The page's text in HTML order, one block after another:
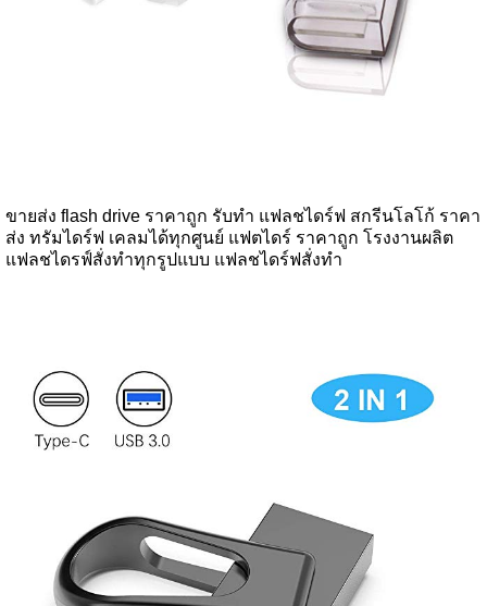
ขายส่ง flash drive ราคาถูก รับทำ แฟลชไดร์ฟ สกรีนโลโก้ ราคา
ส่ง ทรัมไดร์ฟ เคลมได้ทุกศูนย์ แฟตไดร์ ราคาถูก โรงงานผลิต
แฟลชไดรฟ์สั่งทำทุกรูปแบบ แฟลชไดร์ฟสั่งทำ